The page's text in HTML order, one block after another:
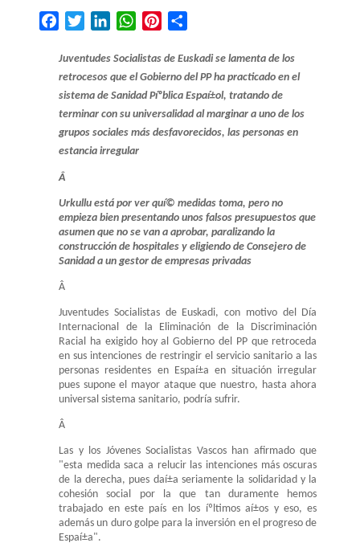
c
e
b
o
o
k
i
t
t
e
r
n
k
e
d
I
n
W
a
t
s
A
p
p
n
t
e
r
e
m
p
a
r
t
Juventudes Socialistas de Euskadi se lamenta de los
retrocesos que el Gobierno del PP ha practicado en el
sistema de Sanidad Píºblica Espaí±ol, tratando de
terminar con su universalidad al marginar a uno de los
grupos sociales más desfavorecidos, las personas en
estancia irregular
Â
Urkullu está por ver quí© medidas toma, pero no
empieza bien presentando unos falsos presupuestos que
asumen que no se van a aprobar, paralizando la
construcción de hospitales y eligiendo de Consejero de
Sanidad a un gestor de empresas privadas
Â
Juventudes Socialistas de Euskadi, con motivo del Día
Internacional de la Eliminación de la Discriminación
Racial ha exigido hoy al Gobierno del PP que retroceda
en sus intenciones de restringir el servicio sanitario a las
personas residentes en Espaí±a en situación irregular
pues supone el mayor ataque que nuestro, hasta ahora
universal sistema sanitario, podría sufrir.
Â
Las y los Jóvenes Socialistas Vascos han afirmado que
"esta medida saca a relucir las intenciones más oscuras
de la derecha, pues daí±a seriamente la solidaridad y la
cohesión social por la que tan duramente hemos
trabajado en este país en los íºltimos aí±os y eso, es
además un duro golpe para la inversión en el progreso de
Espaí±a".